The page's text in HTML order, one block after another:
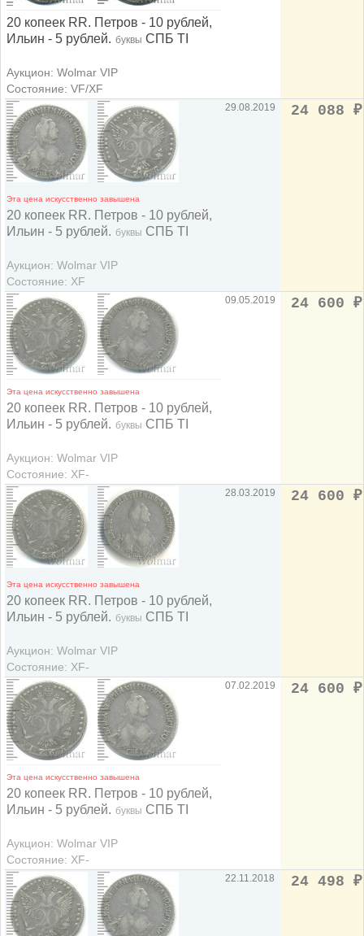
20 копеек RR. Петров - 10 рублей,
Ильин - 5 рублей. буквы СПБ TI
Аукцион: Wolmar VIP
Состояние: VF/XF
Эта цена искусственно завышена
20 копеек RR. Петров - 10 рублей,
Ильин - 5 рублей. буквы СПБ TI
Аукцион: Wolmar VIP
Состояние: XF
29.08.2019 24 088 ₽
Эта цена искусственно завышена
20 копеек RR. Петров - 10 рублей,
Ильин - 5 рублей. буквы СПБ TI
Аукцион: Wolmar VIP
Состояние: XF-
09.05.2019 24 600 ₽
Эта цена искусственно завышена
20 копеек RR. Петров - 10 рублей,
Ильин - 5 рублей. буквы СПБ TI
Аукцион: Wolmar VIP
Состояние: XF-
28.03.2019 24 600 ₽
Эта цена искусственно завышена
20 копеек RR. Петров - 10 рублей,
Ильин - 5 рублей. буквы СПБ TI
Аукцион: Wolmar VIP
Состояние: XF-
07.02.2019 24 600 ₽
22.11.2018 24 498 ₽